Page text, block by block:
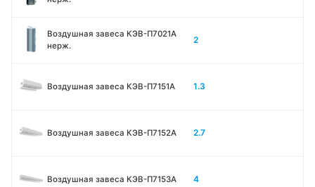
Воздушная завеса КЭВ-П7021A
нерж.
2
Воздушная завеса КЭВ-П7151A 1.3
Воздушная завеса КЭВ-П7152A 2.7
Воздушная завеса КЭВ-П7153A 4